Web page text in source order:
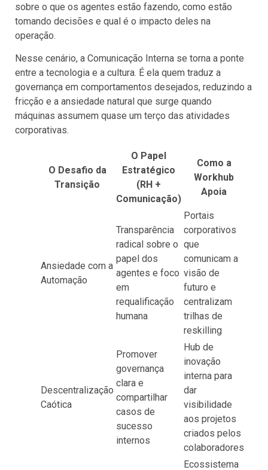
sobre o que os agentes estão fazendo, como estão
tomando decisões e qual é o impacto deles na
operação.
Nesse cenário, a Comunicação Interna se torna a ponte
entre a tecnologia e a cultura. É ela quem traduz a
governança em comportamentos desejados, reduzindo a
fricção e a ansiedade natural que surge quando
máquinas assumem quase um terço das atividades
corporativas.
O Desafio da
Transição
O Papel
Estratégico
(RH +
Comunicação)
Como a
Workhub
Apoia
Ansiedade com a
Automação
Transparência
radical sobre o
papel dos
agentes e foco
em
requalificação
humana
Portais
corporativos
que
comunicam a
visão de
futuro e
centralizam
trilhas de
reskilling
Descentralização
Caótica
Promover
governança
clara e
compartilhar
casos de
sucesso
internos
Hub de
inovação
interna para
dar
visibilidade
aos projetos
criados pelos
colaboradores
Ecossistema